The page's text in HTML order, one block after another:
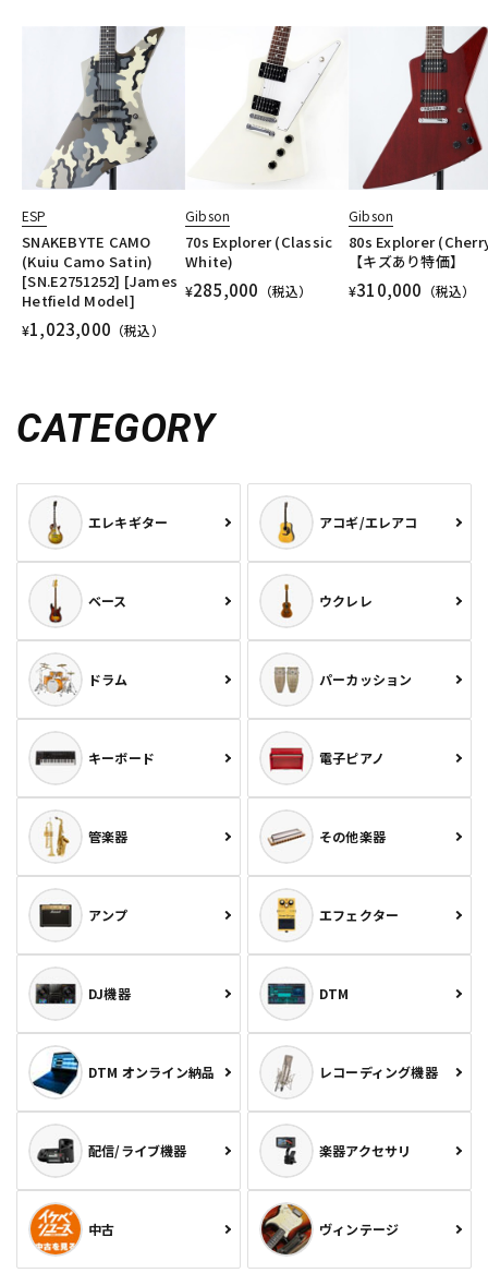
ESP
SNAKEBYTE CAMO
(Kuiu Camo Satin)
[SN.E2751252] [James
Hetfield Model]
¥1,023,000 （税込）
Gibson
70s Explorer (Classic
White)
¥285,000 （税込）
Gibson
80s Explorer
【キズあり特価】
¥310,000 （税込）
CATEGORY
エレキギター アコギ/エレアコ
ベース ウクレレ
ドラム パーカッション
キーボード 電子ピアノ
管楽器 その他楽器
アンプ エフェクター
DJ機器 DTM
DTM オンライン納品 レコーディング機器
配信/ライブ機器 楽器アクセサリ
中古 ヴィンテージ